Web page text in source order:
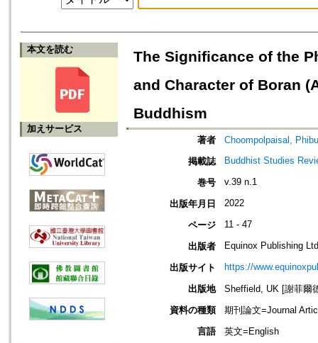
本文を読む
加えサービス
The Significance of the
and Character of Boran
Buddhism
著者
Choompolpaisal,
掲載誌
Buddhist Studies
巻号 v.39 n.1
出版年月日 2022
ページ 11 - 47
出版者 Equinox Publishing
出版サイト https://
出版地
Sheffield, UK [謝菲爾
資料の種類
期刊論文=Journal
言語
英文=English